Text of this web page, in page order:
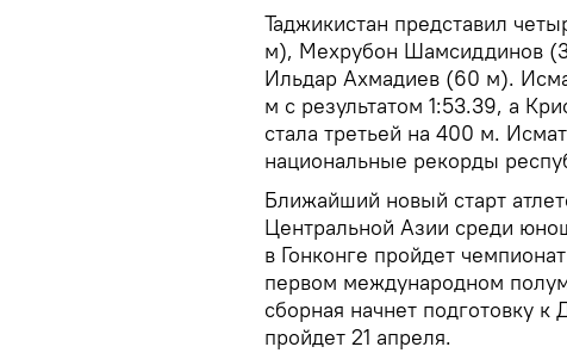
Таджикистан представил
м), Мехрубон Шамсиддинов
Ильдар Ахмадиев (60 м).
м с результатом 1:53.39, а
стала третьей на 400 м.
национальные рекорды
Ближайший новый старт
Центральной Азии среди
в Гонконге пройдет
первом международном
сборная начнет подготовку
пройдет 21 апреля.